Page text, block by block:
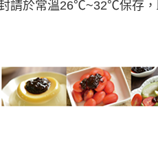
請於常溫26℃~32℃保存，